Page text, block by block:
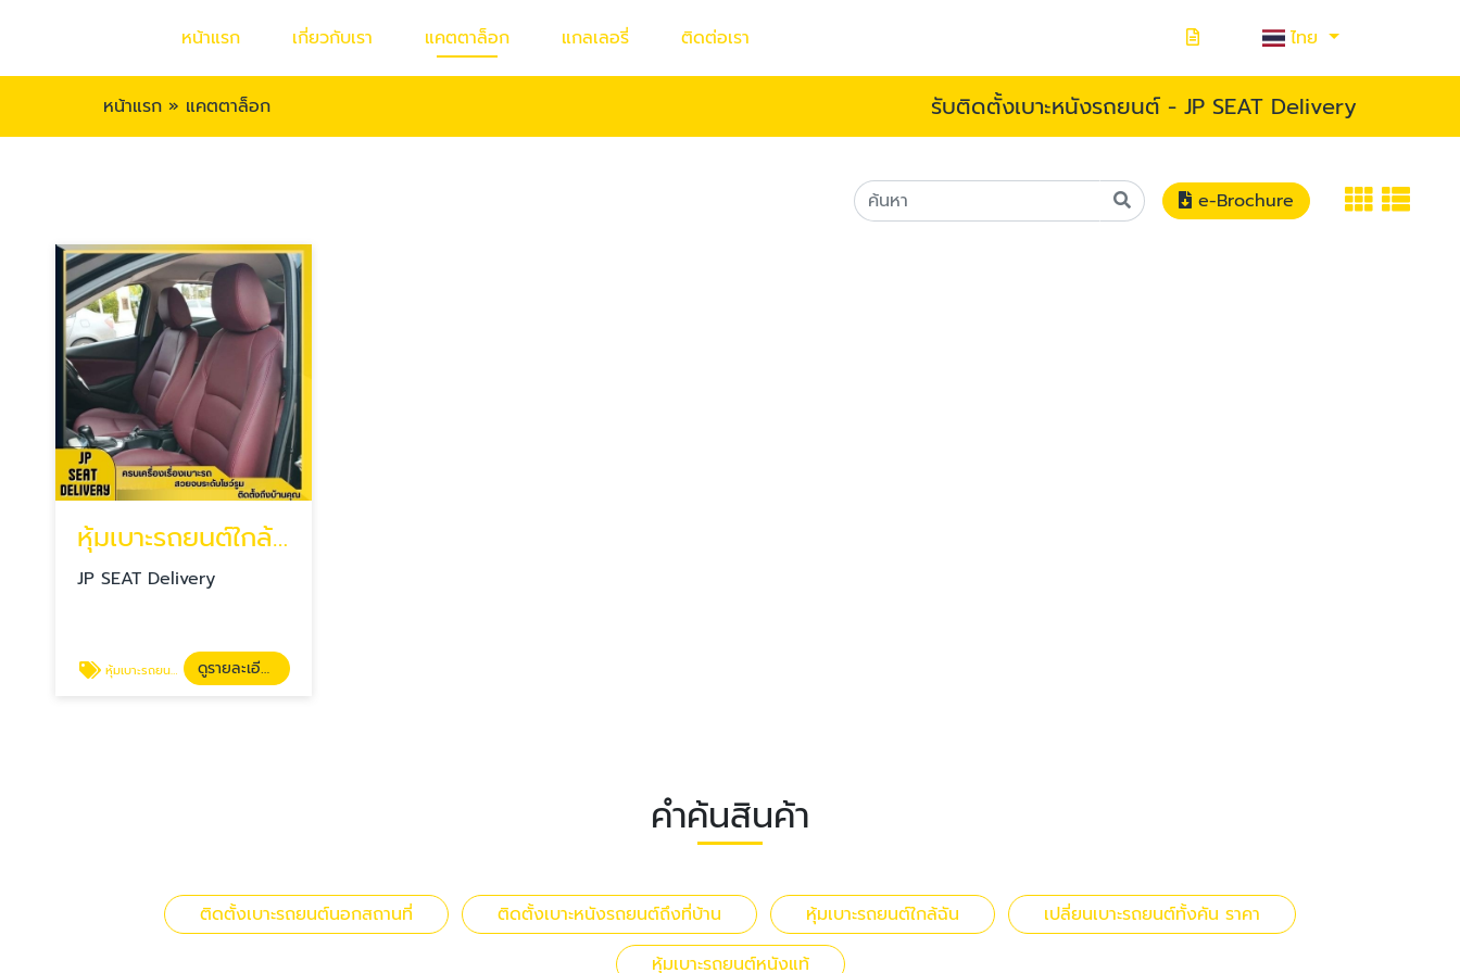
หน้าแรก เกี่ยวกับเรา แคตตาล็อก แกลเลอรี่ ติดต่อเรา ไทย
หน้าแรก » แคตตาล็อก รับติดตั้งเบาะหนังรถยนต์ - JP SEAT Delivery
e-Brochure
หุ้มเบาะรถยนต์ใกล้ฉัน
JP SEAT Delivery
หุ้มเบาะรถยนต์ใกล้ฉัน ดูรายละเอียด
คำค้นสินค้า
ติดตั้งเบาะรถยนต์นอกสถานที่ ติดตั้งเบาะหนังรถยนต์ถึงที่บ้าน หุ้มเบาะรถยนต์ใกล้ฉัน
เปลี่ยนเบาะรถยนต์ทั้งคัน ราคา
หุ้มเบาะรถยนต์หนังแท้